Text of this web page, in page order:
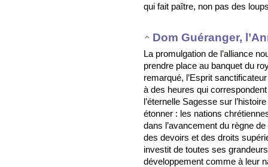
qui fait paître, non pas des
Dom Guéranger,
La promulgation de l’alliance
prendre place au banquet du
remarqué, l’Esprit
à des heures qui
l’éternelle Sagesse sur
étonner : les nations
dans l’avancement du règne
des devoirs et des droits
investit de toutes ses
développement comme à leur